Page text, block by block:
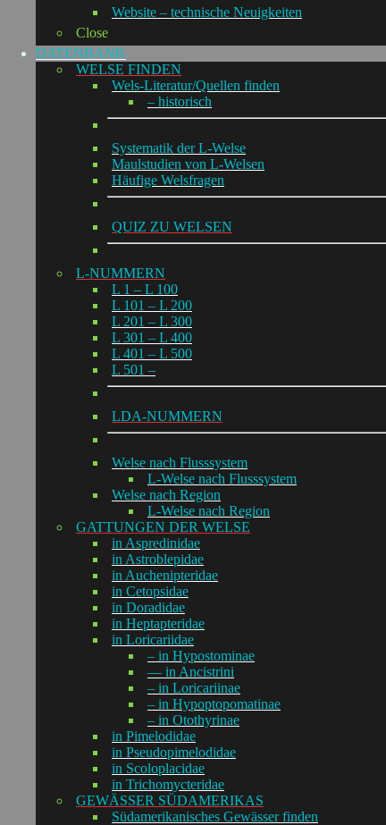
Website – technische Neuigkeiten
Close
DATENBANK
WELSE FINDEN
Wels-Literatur/Quellen finden
– historisch
Systematik der L-Welse
Maulstudien von L-Welsen
Häufige Welsfragen
QUIZ ZU WELSEN
L-NUMMERN
L 1 – L 100
L 101 – L 200
L 201 – L 300
L 301 – L 400
L 401 – L 500
L 501 –
LDA-NUMMERN
Welse nach Flusssystem
L-Welse nach Flusssystem
Welse nach Region
L-Welse nach Region
GATTUNGEN DER WELSE
in Aspredinidae
in Astroblepidae
in Auchenipteridae
in Cetopsidae
in Doradidae
in Heptapteridae
in Loricariidae
– in Hypostominae
— in Ancistrini
– in Loricariinae
– in Hypoptopomatinae
– in Otothyrinae
in Pimelodidae
in Pseudopimelodidae
in Scoloplacidae
in Trichomycteridae
GEWÄSSER SÜDAMERIKAS
Südamerikanisches Gewässer finden